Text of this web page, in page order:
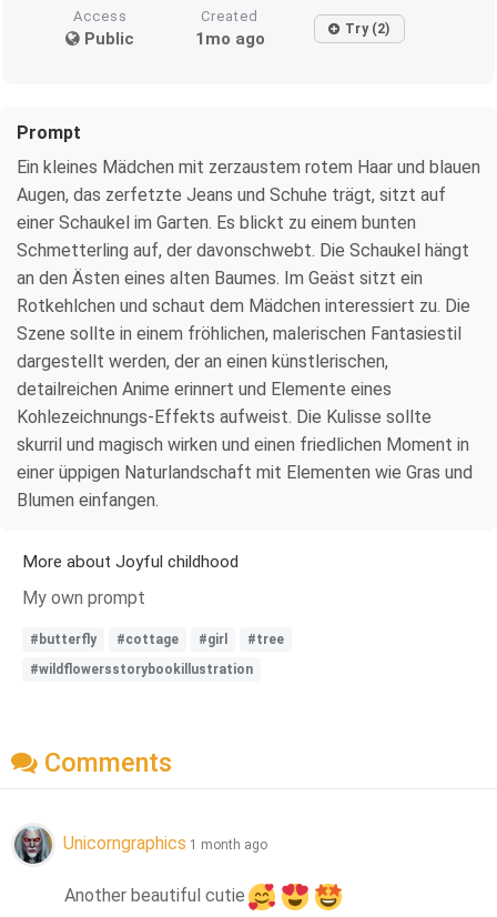
Access
Public
Created
1mo ago Try (2)
Prompt
Ein kleines Mädchen mit zerzaustem rotem Haar und blauen
Augen, das zerfetzte Jeans und Schuhe trägt, sitzt auf
einer Schaukel im Garten. Es blickt zu einem bunten
Schmetterling auf, der davonschwebt. Die Schaukel hängt
an den Ästen eines alten Baumes. Im Geäst sitzt ein
Rotkehlchen und schaut dem Mädchen interessiert zu. Die
Szene sollte in einem fröhlichen, malerischen Fantasiestil
dargestellt werden, der an einen künstlerischen,
detailreichen Anime erinnert und Elemente eines
Kohlezeichnungs-Effekts aufweist. Die Kulisse sollte
skurril und magisch wirken und einen friedlichen Moment in
einer üppigen Naturlandschaft mit Elementen wie Gras und
Blumen einfangen.
More about Joyful childhood
My own prompt
#butterfly #cottage #girl
#tree
#wildflowersstorybookillustration
Comments
Unicorngraphics 1 month ago
Another beautiful cutie